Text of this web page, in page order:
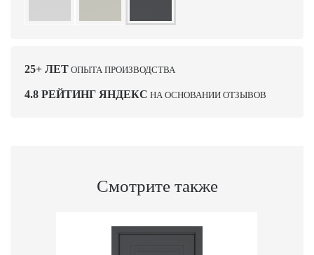
25+ ЛЕТ ОПЫТА ПРОИЗВОДСТВА
4.8 РЕЙТИНГ ЯНДЕКС НА ОСНОВАНИИ ОТЗЫВОВ
Смотрите также